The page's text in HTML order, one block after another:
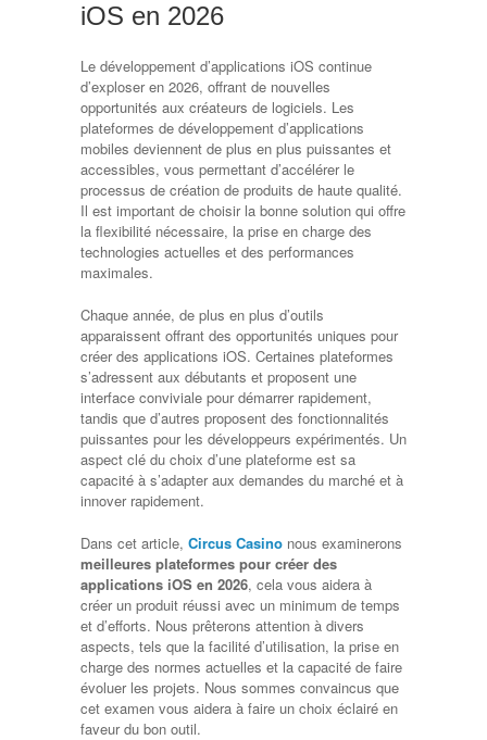
iOS en 2026
Le développement d’applications iOS continue
d’exploser en 2026, offrant de nouvelles
opportunités aux créateurs de logiciels. Les
plateformes de développement d’applications
mobiles deviennent de plus en plus puissantes et
accessibles, vous permettant d’accélérer le
processus de création de produits de haute qualité.
Il est important de choisir la bonne solution qui offre
la flexibilité nécessaire, la prise en charge des
technologies actuelles et des performances
maximales.
Chaque année, de plus en plus d’outils
apparaissent offrant des opportunités uniques pour
créer des applications iOS. Certaines plateformes
s’adressent aux débutants et proposent une
interface conviviale pour démarrer rapidement,
tandis que d’autres proposent des fonctionnalités
puissantes pour les développeurs expérimentés. Un
aspect clé du choix d’une plateforme est sa
capacité à s’adapter aux demandes du marché et à
innover rapidement.
Dans cet article, Circus Casino nous examinerons
meilleures plateformes pour créer des
applications iOS en 2026, cela vous aidera à
créer un produit réussi avec un minimum de temps
et d’efforts. Nous prêterons attention à divers
aspects, tels que la facilité d’utilisation, la prise en
charge des normes actuelles et la capacité de faire
évoluer les projets. Nous sommes convaincus que
cet examen vous aidera à faire un choix éclairé en
faveur du bon outil.